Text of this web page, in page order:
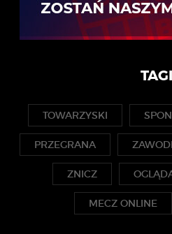
TAGI
TOWARZYSKI
PRZEGRANA
ZNICZ
MECZ ONLINE